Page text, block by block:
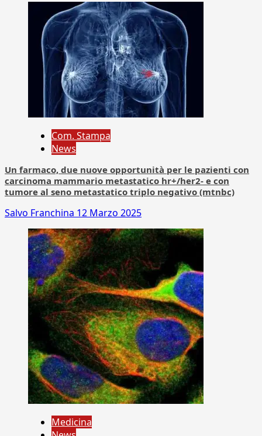
Com. Stampa
News
Un farmaco, due nuove opportunità per le pazienti con
carcinoma mammario metastatico hr+/her2- e con
tumore al seno metastatico triplo negativo (mtnbc)
Salvo Franchina 12 Marzo 2025
Medicina